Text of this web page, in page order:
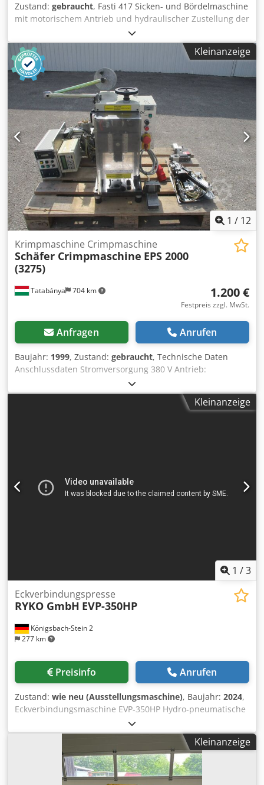
Zustand: gebraucht, Fasti 417 Sicken- und Bördelmaschine
mit motorischem Antrieb und hydraulischer Zustellung der
Oberwelle Zustand Gebraucht Technische Daten Typ 125/3
Leistung 3,0 mm Walzenmittenabstand 125 mm Ausladung
500 mm Arbeitstiefe 430 mm Antrieb 2 (Standard) 1,5/2,5
kW Antrieb 3 3,0 kW Antrieb Hydraulik 0,75 kW Details
Dsdpfxeyxdl Io Abmock ohne Walzen ohne Anschlag
Getriebemotor polumschaltbar V06/12 m/min.
Kleinanzeige
1 / 12
Tatabánya 704 km
Krimpmaschine Crimpmaschine
Schäfer Crimpmaschine EPS 2000
(3275)
1.200 €
Festpreis zzgl. MwSt.
Anfragen Anrufen
Baujahr: 1999, Zustand: gebraucht, Technische Daten
Anschlussdaten Stromversorgung 380 V Antrieb:
Drehstrommotor, 0,75 kW, mit elektronischer Bremse
Verarbeitbare Kabel Querschnitt: bis 6 mm Motordrehzahl:
1420 U/min, fest Presskraft: 20 kN Hublänge: 40 mmKleinanzeige
1 /3
Königsbach-Stein 2
277 km
Eckverbindungspresse
RYKO GmbH EVP-350HP
Preisinfo Anrufen
Zustand: wie neu (Ausstellungsmaschine), Baujahr: 2024,
Eckverbindungsmaschine EVP-350HP Hydro-pneumatische
Pressung Press Kraft: 2 x 3.500 KP bei 8 Bar Max. Standard
Profilhoehe 120 mm Presstiefe 30 mm Versenkbare
Widerlager Pneumatische Spannvorrichtung 1 Satz
Werkzeuge (je 2x) 3/5/7 mm Wartungseinheit Dcjdpfx
Abeuxx Uomek Profil-Auflagearme mit Perdinax-
Kleinanzeige